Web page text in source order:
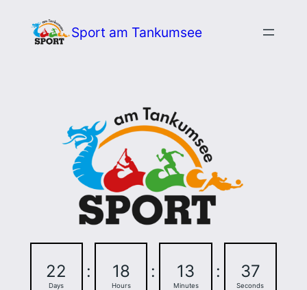
Inhalt
Sport am Tankumsee
22
Days
: 18
Hours
: 13
Minutes
: 36
Seconds